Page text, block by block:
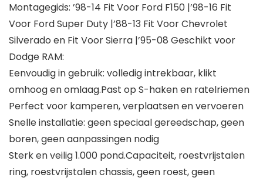
Montagegids: ’98-14 Fit Voor Ford F150 |’98-16 Fit
Voor Ford Super Duty |’88-13 Fit Voor Chevrolet
Silverado en Fit Voor Sierra |’95-08 Geschikt voor
Dodge RAM:
Eenvoudig in gebruik: volledig intrekbaar, klikt
omhoog en omlaag.Past op S-haken en ratelriemen
Perfect voor kamperen, verplaatsen en vervoeren
Snelle installatie: geen speciaal gereedschap, geen
boren, geen aanpassingen nodig
Sterk en veilig 1.000 pond.Capaciteit, roestvrijstalen
ring, roestvrijstalen chassis, geen roest, geen